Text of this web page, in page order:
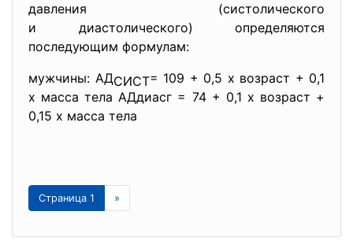
давления (систолического
и диастолического) определяются
последующим формулам:
мужчины: АДСИСТ= 109 + 0,5 х возраст + 0,1
х масса тела АДдиасг = 74 + 0,1 х возраст +
0,15 х масса тела
Страница 1 »